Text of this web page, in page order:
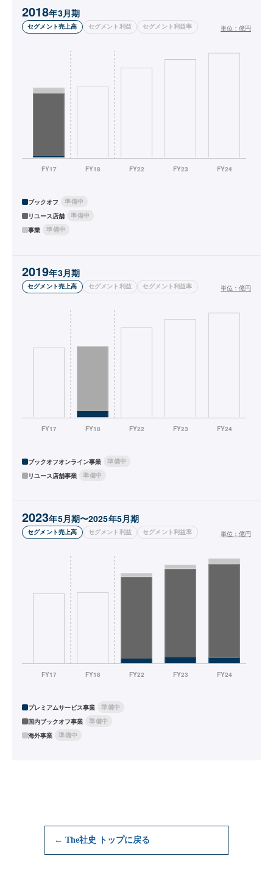
2018年3月期
セグメント売上高 セグメント利益 セグメント利益率 単位： 億円
ブックオフ
準備中
リユース店舗
準備中
事業
準備中
2019年3月期
セグメント売上高 セグメント利益 セグメント利益率 単位： 億円
ブックオフオンライン事業
準備中
リユース店舗事業
準備中
2023年5月期〜2025年5月期
セグメント売上高 セグメント利益 セグメント利益率 単位： 億円
プレミアムサービス事業
準備中
国内ブックオフ事業
準備中
海外事業
準備中
← The社史 トップに戻る